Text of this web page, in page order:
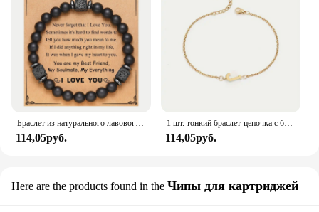
Браслет из натурального лавового камня, 8 мм, с черными бусинами
114,05руб.
1 шт. тонкий браслет-цепочка с бусинами в форме буквы, простая Минималистичная цепочка для рук, украшение для ювелирных изделий унисекс
114,05руб.
Here are the products found in the Чипы для картриджей